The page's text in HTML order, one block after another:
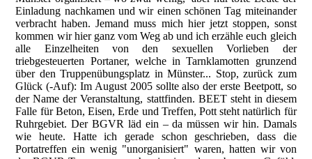
Einladung nachkamen und wir einen schönen Tag miteinander
verbracht haben. Jemand muss mich hier jetzt stoppen, sonst
kommen wir hier ganz vom Weg ab und ich erzähle euch gleich
alle Einzelheiten von den sexuellen Vorlieben der
triebgesteuerten Portaner, welche in Tarnklamotten grunzend
über den Truppenübungsplatz in Münster... Stop, zurück zum
Glück (-Auf): Im August 2005 sollte also der erste Beetpott, so
der Name der Veranstaltung, stattfinden. BEET steht in diesem
Falle für Beton, Eisen, Erde und Treffen, Pott steht natürlich für
Ruhrgebiet. Der BGVR läd ein – da müssen wir hin. Damals
wie heute. Hatte ich gerade schon geschrieben, dass die
Portatreffen ein wenig "unorganisiert" waren, hatten wir von